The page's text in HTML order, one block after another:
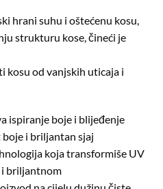
hrani suhu i oštećenu kosu,
strukturu kose, čineći je
kosu od vanjskih uticaja i
ispiranje boje i blijeđenje
boje i briljantan sjaj
koja transformiše UV
i briljantnom